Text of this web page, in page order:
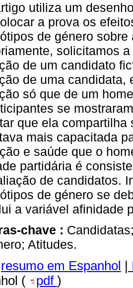
utiliza um
a prova os
de género
solicitamos
de um candidato
de uma candidata,
só que de um
se
que ela
mais capacitada
e saúde que o
partidária é
de candidatos.
de género se
a variável afinidade
chave :
Atitudes.
resumo em Espanhol |
(
pdf )